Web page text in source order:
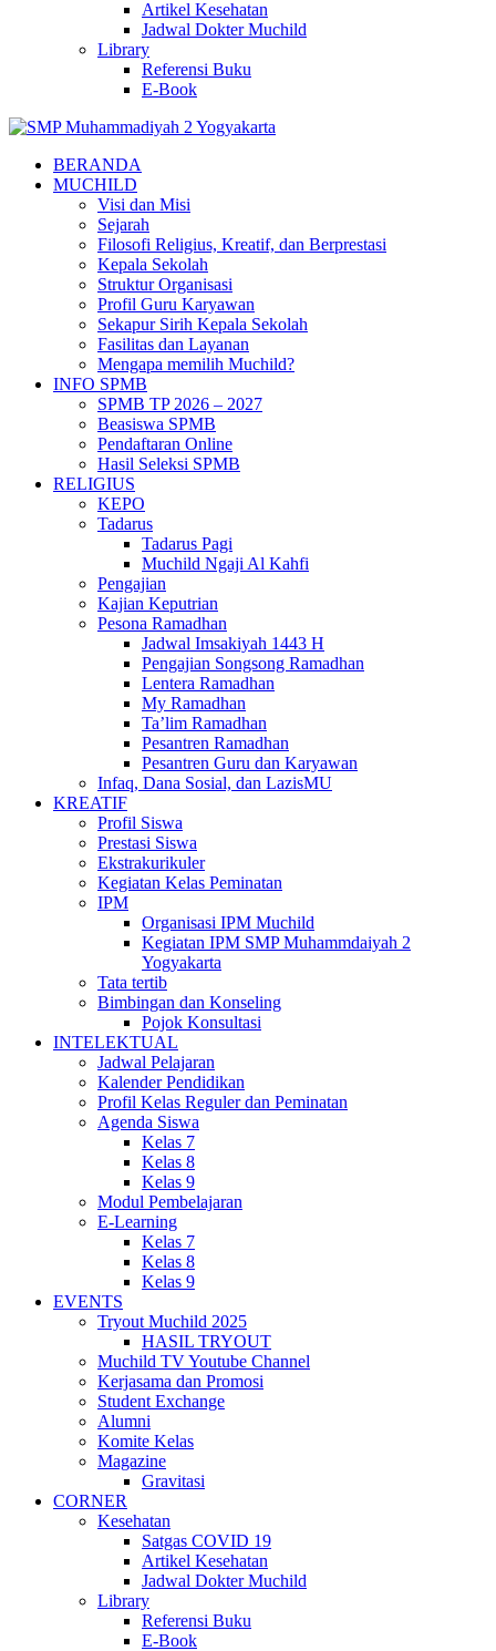
Artikel Kesehatan
Jadwal Dokter Muchild
Library
Referensi Buku
E-Book
BERANDA
MUCHILD
Visi dan Misi
Sejarah
Filosofi Religius, Kreatif, dan Berprestasi
Kepala Sekolah
Struktur Organisasi
Profil Guru Karyawan
Sekapur Sirih Kepala Sekolah
Fasilitas dan Layanan
Mengapa memilih Muchild?
INFO SPMB
SPMB TP 2026 – 2027
Beasiswa SPMB
Pendaftaran Online
Hasil Seleksi SPMB
RELIGIUS
KEPO
Tadarus
Tadarus Pagi
Muchild Ngaji Al Kahfi
Pengajian
Kajian Keputrian
Pesona Ramadhan
Jadwal Imsakiyah 1443 H
Pengajian Songsong Ramadhan
Lentera Ramadhan
My Ramadhan
Ta’lim Ramadhan
Pesantren Ramadhan
Pesantren Guru dan Karyawan
Infaq, Dana Sosial, dan LazisMU
KREATIF
Profil Siswa
Prestasi Siswa
Ekstrakurikuler
Kegiatan Kelas Peminatan
IPM
Organisasi IPM Muchild
Kegiatan IPM SMP Muhammdaiyah 2
Yogyakarta
Tata tertib
Bimbingan dan Konseling
Pojok Konsultasi
INTELEKTUAL
Jadwal Pelajaran
Kalender Pendidikan
Profil Kelas Reguler dan Peminatan
Agenda Siswa
Kelas 7
Kelas 8
Kelas 9
Modul Pembelajaran
E-Learning
Kelas 7
Kelas 8
Kelas 9
EVENTS
Tryout Muchild 2025
HASIL TRYOUT
Muchild TV Youtube Channel
Kerjasama dan Promosi
Student Exchange
Alumni
Komite Kelas
Magazine
Gravitasi
CORNER
Kesehatan
Satgas COVID 19
Artikel Kesehatan
Jadwal Dokter Muchild
Library
Referensi Buku
E-Book